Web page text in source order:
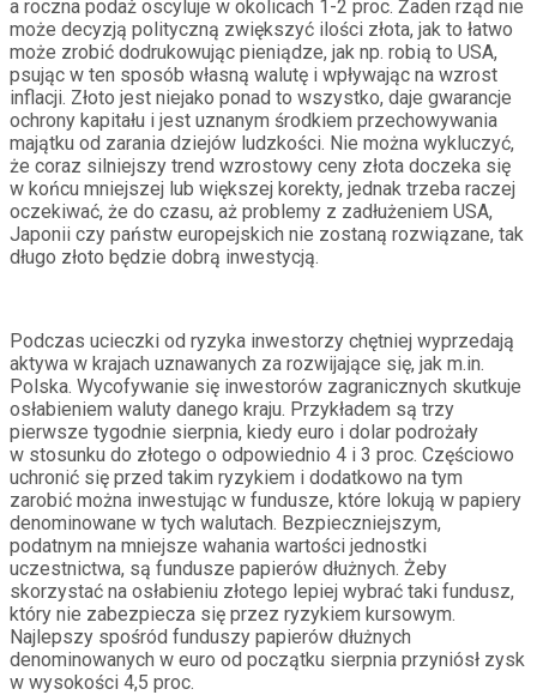
a roczna podaż oscyluje w okolicach 1-2 proc. Żaden rząd nie
może decyzją polityczną zwiększyć ilości złota, jak to łatwo
może zrobić dodrukowując pieniądze, jak np. robią to USA,
psując w ten sposób własną walutę i wpływając na wzrost
inflacji. Złoto jest niejako ponad to wszystko, daje gwarancje
ochrony kapitału i jest uznanym środkiem przechowywania
majątku od zarania dziejów ludzkości. Nie można wykluczyć,
że coraz silniejszy trend wzrostowy ceny złota doczeka się
w końcu mniejszej lub większej korekty, jednak trzeba raczej
oczekiwać, że do czasu, aż problemy z zadłużeniem USA,
Japonii czy państw europejskich nie zostaną rozwiązane, tak
długo złoto będzie dobrą inwestycją.
Podczas ucieczki od ryzyka inwestorzy chętniej wyprzedają
aktywa w krajach uznawanych za rozwijające się, jak m.in.
Polska. Wycofywanie się inwestorów zagranicznych skutkuje
osłabieniem waluty danego kraju. Przykładem są trzy
pierwsze tygodnie sierpnia, kiedy euro i dolar podrożały
w stosunku do złotego o odpowiednio 4 i 3 proc. Częściowo
uchronić się przed takim ryzykiem i dodatkowo na tym
zarobić można inwestując w fundusze, które lokują w papiery
denominowane w tych walutach. Bezpieczniejszym,
podatnym na mniejsze wahania wartości jednostki
uczestnictwa, są fundusze papierów dłużnych. Żeby
skorzystać na osłabieniu złotego lepiej wybrać taki fundusz,
który nie zabezpiecza się przez ryzykiem kursowym.
Najlepszy spośród funduszy papierów dłużnych
denominowanych w euro od początku sierpnia przyniósł zysk
w wysokości 4,5 proc.